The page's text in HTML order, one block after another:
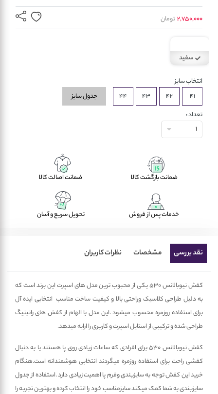
2,750,000تومان
سفید
انتخاب سایز
41
42
43
44 جدول سایز
تعداد :
1
ضمانت بازگشت کالا ضمانت اصالت کالا
خدمات پس از فروش تحویل سریع و آسان
نقد بررسی مشخصات نظرات کاربران
کفش نیوبالانس 530 یکی از محبوب ترین مدل های اسپرت این برند است که
به دلیل طراحی کلاسیک وراحتی بالا و کیفیت ساخت مناسب انتخابی ایده آل
برای استفاده روزمره محسوب میشود .این مدل با الهام از کفش های رانینیگ
طراحی شده و ترکیبی از استایل اسپرت و کاربری را ارایه میدهد.
کفش نیوبالانس 530 برای افرادی که ساعات زیادی روی پا هستند یا به دنبال
کفشی راحت برای استفاده روزمره میگردند انتخابی هوشمندانه است.هنگام
خرید این کفش توجه به سایزبندی وفرم پا اهمیت زیادی دارد .استفاده از جدول
سایزبندی به شما کمک میکند سایزمناسب خود را انتخاب کرده و بهترین تجربه را